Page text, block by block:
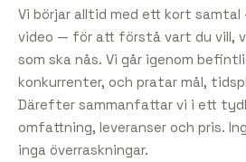
Vi börjar alltid med ett kort
video — för att förstå vart du vill,
som ska nås. Vi går igenom
konkurrenter, och pratar mål,
Därefter sammanfattar vi i ett
omfattning, leveranser och pris.
inga överraskningar.